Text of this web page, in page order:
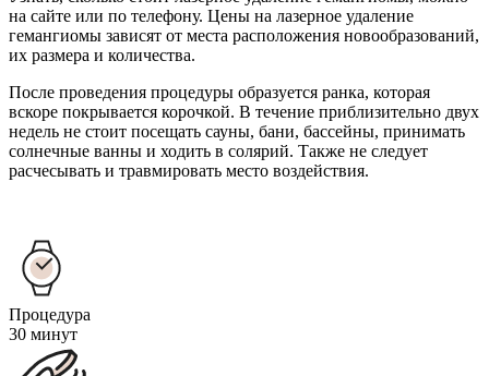
на сайте или по телефону. Цены на лазерное удаление
гемангиомы зависят от места расположения новообразований,
их размера и количества.
После проведения процедуры образуется ранка, которая
вскоре покрывается корочкой. В течение приблизительно двух
недель не стоит посещать сауны, бани, бассейны, принимать
солнечные ванны и ходить в солярий. Также не следует
расчесывать и травмировать место воздействия.
Процедура
30 минут